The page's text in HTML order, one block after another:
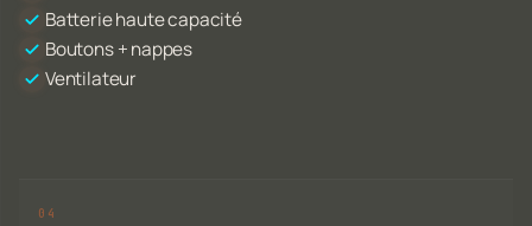
Batterie haute capacité
Boutons + nappes
Ventilateur